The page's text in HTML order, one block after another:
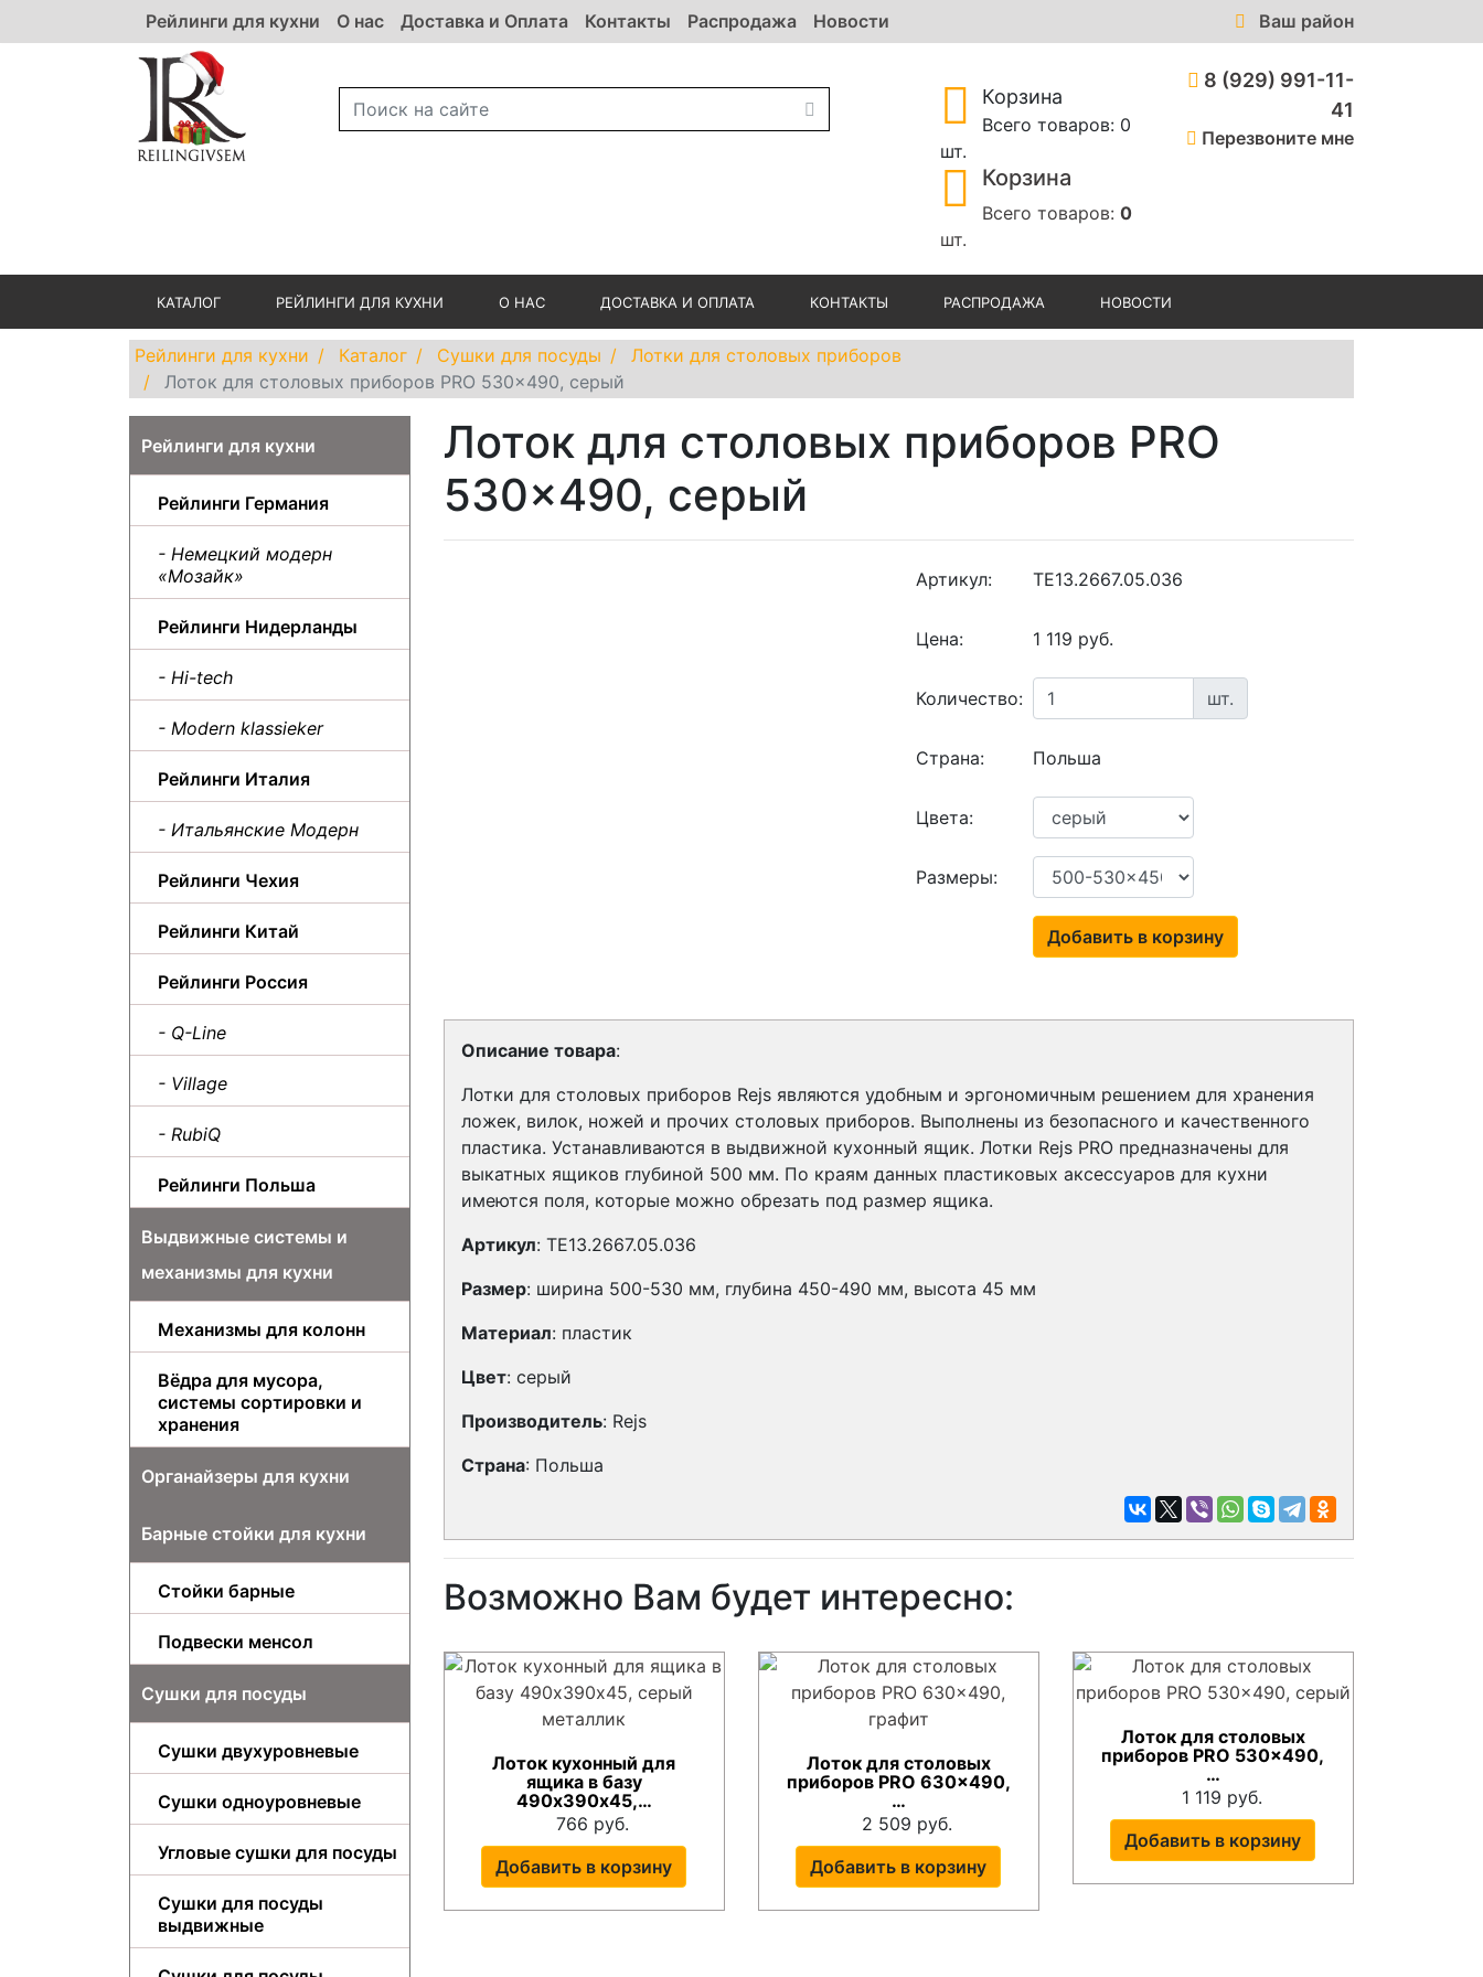
Рейлинги для кухни О нас Доставка и Оплата Контакты Распродажа Новости Ваш район
Корзина
Всего товаров: 0
шт.
Корзина
Всего товаров: 0
шт.
8 (929) 991-11-
41
Перезвоните мне
КАТАЛОГ РЕЙЛИНГИ ДЛЯ КУХНИ О НАС ДОСТАВКА И ОПЛАТА КОНТАКТЫ РАСПРОДАЖА НОВОСТИ
Рейлинги для кухни Каталог Сушки для посуды
Лотки для столовых приборов
Лоток для столовых приборов PRO 530x490, серый
Рейлинги для кухни
Рейлинги Германия
- Немецкий модерн
«Мозайк»
Рейлинги Нидерланды
- Hi-tech
- Modern klassieker
Рейлинги Италия
- Итальянские Модерн
Рейлинги Чехия
Рейлинги Китай
Рейлинги Россия
- Q-Line
- Village
- RubiQ
Рейлинги Польша
Выдвижные системы и
механизмы для кухни
Механизмы для колонн
Вёдра для мусора,
системы сортировки и
хранения
Органайзеры для кухни
Барные стойки для кухни
Стойки барные
Подвески менсол
Сушки для посуды
Сушки двухуровневые
Сушки одноуровневые
Угловые сушки для посуды
Сушки для посуды
выдвижные
Лоток для столовых приборов PRO
530x490, серый
Артикул: TE13.2667.05.036
Цена: 1 119 руб.
Количество: шт.
Страна: Польша
Цвета:
Размеры:
Добавить в корзину
Описание товара:
Лотки для столовых приборов Rejs являются удобным и эргономичным решением для хранения
ложек, вилок, ножей и прочих столовых приборов. Выполнены из безопасного и качественного
пластика. Устанавливаются в выдвижной кухонный ящик. Лотки Rejs PRO предназначены для
выкатных ящиков глубиной 500 мм. По краям данных пластиковых аксессуаров для кухни
имеются поля, которые можно обрезать под размер ящика.
Артикул: TE13.2667.05.036
Размер: ширина 500-530 мм, глубина 450-490 мм, высота 45 мм
Материал: пластик
Цвет: серый
Производитель: Rejs
Страна: Польша
Возможно Вам будет интересно:
Лоток кухонный для
ящика в базу
490х390х45,…
766 руб.
Добавить в корзину
Лоток для столовых
приборов PRO 630x490,
…
2 509 руб.
Добавить в корзину
Лоток для столовых
приборов PRO 530x490,
…
1 119 руб.
Добавить в корзину